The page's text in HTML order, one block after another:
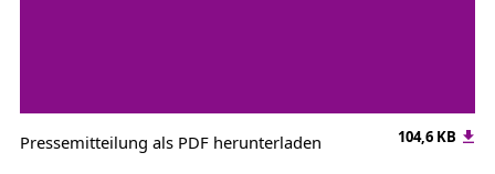
104,6 KB
Pressemitteilung als PDF herunterladen